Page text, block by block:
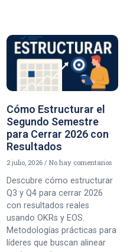
Cómo Estructurar el
Segundo Semestre
para Cerrar 2026 con
Resultados
2 julio, 2026 No hay comentarios
Descubre cómo estructurar
Q3 y Q4 para cerrar 2026
con resultados reales
usando OKRs y EOS.
Metodologías prácticas para
líderes que buscan alinear